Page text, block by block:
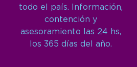
todo el país. Información,
contención y
asesoramiento las 24 hs,
los 365 días del año.